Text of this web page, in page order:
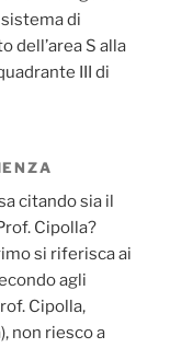
di
dell’area S alla
III di
citando sia il
Cipolla?
si riferisca ai
agli
Cipolla,
non riesco a